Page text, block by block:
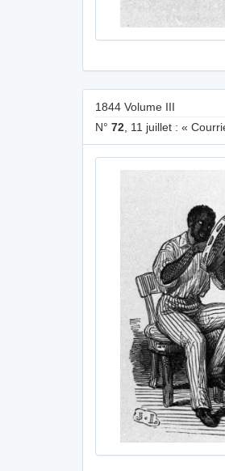
1844 Volume III
N° 72, 11 juillet : «